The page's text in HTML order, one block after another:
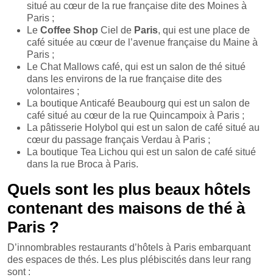
situé au cœur de la rue française dite des Moines à
Paris ;
Le Coffee Shop Ciel de Paris, qui est une place de
café située au cœur de l’avenue française du Maine à
Paris ;
Le Chat Mallows café, qui est un salon de thé situé
dans les environs de la rue française dite des
volontaires ;
La boutique Anticafé Beaubourg qui est un salon de
café situé au cœur de la rue Quincampoix à Paris ;
La pâtisserie Holybol qui est un salon de café situé au
cœur du passage français Verdau à Paris ;
La boutique Tea Lichou qui est un salon de café situé
dans la rue Broca à Paris.
Quels sont les plus beaux hôtels
contenant des maisons de thé à
Paris ?
D’innombrables restaurants d’hôtels à Paris embarquant
des espaces de thés. Les plus plébiscités dans leur rang
sont :